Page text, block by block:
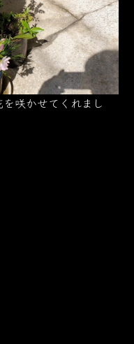
咲かせてくれまし